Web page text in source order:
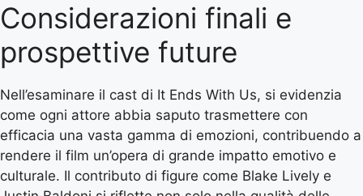
Considerazioni finali e
prospettive future
Nell’esaminare il cast di It Ends With Us, si evidenzia
come ogni attore abbia saputo trasmettere con
efficacia una vasta gamma di emozioni, contribuendo a
rendere il film un’opera di grande impatto emotivo e
culturale. Il contributo di figure come Blake Lively e